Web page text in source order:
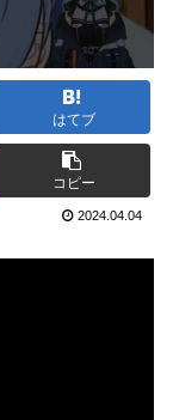
はてブ
コピー
2024.04.04